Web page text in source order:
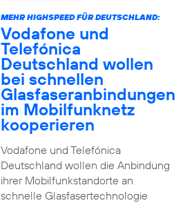
MEHR HIGHSPEED FÜR DEUTSCHLAND:
Vodafone und
Telefónica
Deutschland wollen
bei schnellen
Glasfaseranbindungen
im Mobilfunknetz
kooperieren
Vodafone und Telefónica
Deutschland wollen die Anbindung
ihrer Mobilfunkstandorte an
schnelle Glasfasertechnologie